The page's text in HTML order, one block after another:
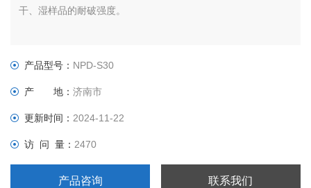
干、湿样品的耐破强度。
产品型号： NPD-S30
产 地：济南市
更新时间：2024-11-22
访 问 量：2470
产品咨询 联系我们